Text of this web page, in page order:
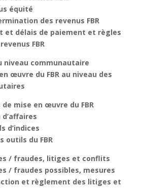
équité
des revenus FBR
et délais de paiement et règles
FBR
niveau communautaire
œuvre du FBR au niveau des
mise en œuvre du FBR
d’affaires
d’indices
outils du FBR
/ fraudes, litiges et conflits
/ fraudes possibles, mesures
et règlement des litiges et